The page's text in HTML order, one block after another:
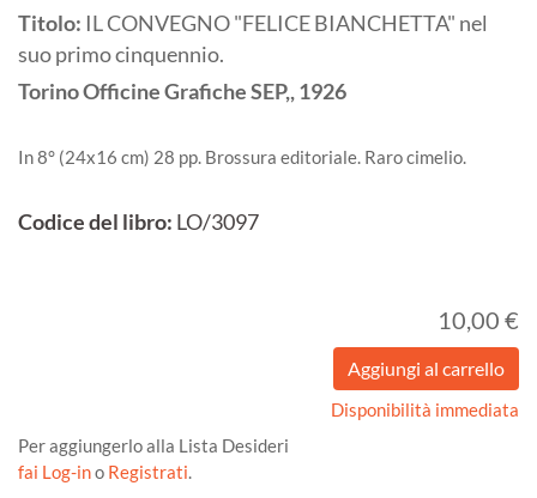
Titolo: IL CONVEGNO "FELICE BIANCHETTA" nel
suo primo cinquennio.
TorinoOfficine Grafiche SEP,,1926
In 8° (24x16 cm) 28 pp. Brossura editoriale. Raro cimelio.
Codice del libro: LO/3097
10,00 €
Disponibilità immediata
Per aggiungerlo alla Lista Desideri
fai Log-ino Registrati